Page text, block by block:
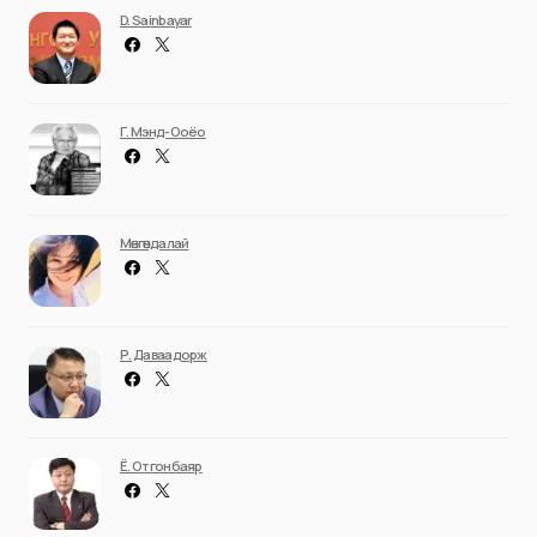
D. Sainbayar
Г. Мэнд-Ооёо
Мөнгөндалай
Р. Даваадорж
Ё. Отгонбаяр